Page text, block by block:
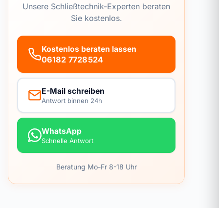
Unsere Schließtechnik-Experten beraten
Sie kostenlos.
Kostenlos beraten lassen
06182 7728524
E-Mail schreiben
Antwort binnen 24h
WhatsApp
Schnelle Antwort
Beratung Mo-Fr 8-18 Uhr